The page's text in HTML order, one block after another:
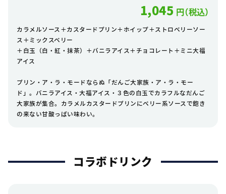
1,045 円（税込）
カラメルソース＋カスタードプリン＋ホイップ＋ストロベリーソー
ス＋ミックスベリー
＋白玉（白・紅・抹茶）＋バニラアイス＋チョコレート＋ミニ大福
アイス
プリン・ア・ラ・モードならぬ「だんご大家族・ア・ラ・モー
ド」。バニラアイス・大福アイス・３色の白玉でカラフルなだんご
大家族が集合。カラメルカスタードプリンにベリー系ソースで飽き
の来ない甘酸っぱい味わい。
コラボドリンク